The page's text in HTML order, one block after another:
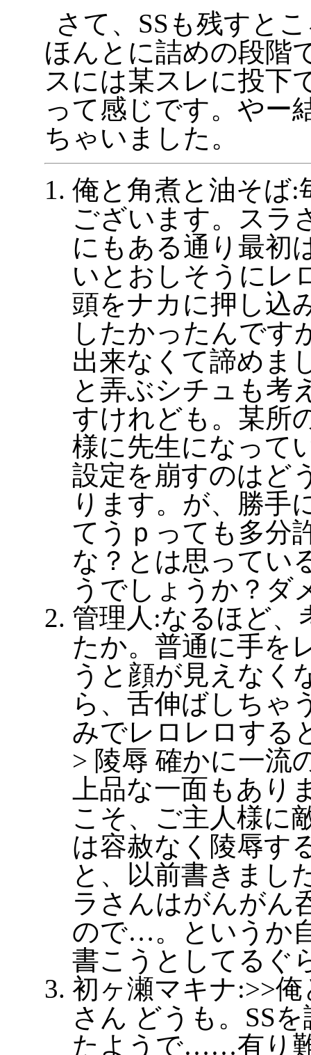
さて、SSも残すと
ほんとに詰めの段階
スには某スレに投下
って感じです。やー
ちゃいました。
俺と角煮と油そば:
ございます。スラ
にもある通り最初
いとおしそうにレ
頭をナカに押し込
したかったんです
出来なくて諦めま
と弄ぶシチュも考
すけれども。某所
様に先生になって
設定を崩すのはど
ります。が、勝手
てうｐっても多分
な？とは思ってい
うでしょうか？ダ
管理人:なるほど、
たか。普通に手を
うと顔が見えなく
ら、舌伸ばしちゃ
みでレロレロする
> 陵辱 確かに一流
上品な一面もあり
こそ、ご主人様に
は容赦なく陵辱す
と、以前書きまし
ラさんはがんがん
ので…。というか
書こうとしてるぐ
初ヶ瀬マキナ:>>
さん どうも。SS
たようで……有り